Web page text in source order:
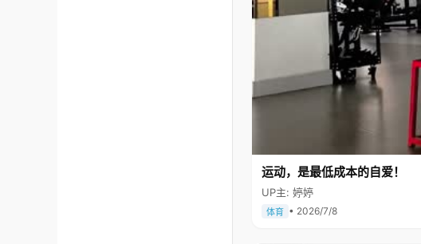
运动，是最低成本的自爱！
UP主: 婷婷
体育 • 2026/7/8